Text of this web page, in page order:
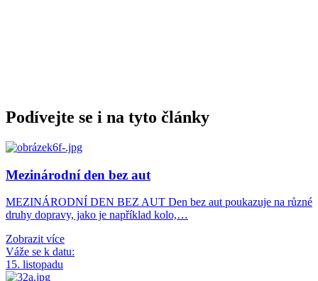
Podívejte se i na tyto články
Mezinárodní den bez aut
MEZINÁRODNÍ DEN BEZ AUT Den bez aut poukazuje na různé
druhy dopravy, jako je například kolo,…
Zobrazit více
Váže se k datu:
15. listopadu